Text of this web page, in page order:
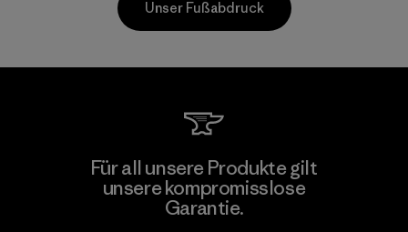
Kwang Viet Garment Co., Ltd
Unser Fußabdruck
Für all unsere Produkte gilt
unsere kompromisslose
Garantie.